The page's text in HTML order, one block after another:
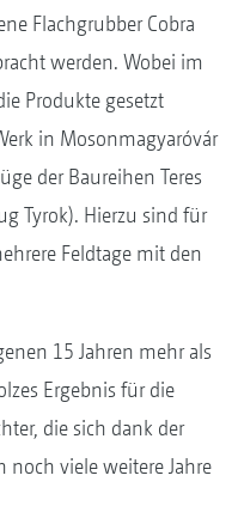
Flachgrubber Cobra
werden. Wobei im
Produkte gesetzt
in Mosonmagyaróvár
der Baureihen Teres
Tyrok). Hierzu sind für
Feldtage mit den
15 Jahren mehr als
Ergebnis für die
die sich dank der
noch viele weitere Jahre